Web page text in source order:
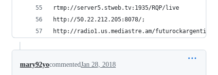
rtmp://server5.stweb.tv:1935/RQP/
http://50.22.212.205:8078/;
http://radio1.us.mediastre.am/
mary92yocommentedJan 28, 2018